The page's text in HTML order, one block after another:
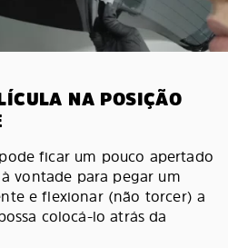
NA POSIÇÃO
ficar um pouco apertado
vontade para pegar um
e flexionar (não torcer) a
colocá-lo atrás da